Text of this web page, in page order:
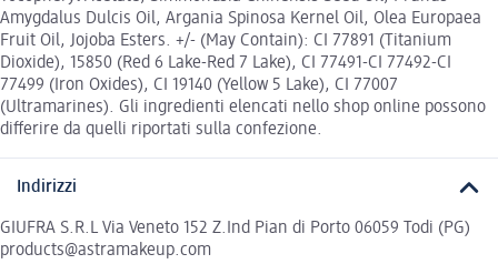
Amygdalus Dulcis Oil, Argania Spinosa Kernel Oil, Olea Europaea
Fruit Oil, Jojoba Esters. +/- (May Contain): CI 77891 (Titanium
Dioxide), 15850 (Red 6 Lake-Red 7 Lake), CI 77491-CI 77492-CI
77499 (Iron Oxides), CI 19140 (Yellow 5 Lake), CI 77007
(Ultramarines). Gli ingredienti elencati nello shop online possono
differire da quelli riportati sulla confezione.
Indirizzi
GIUFRA S.R.L Via Veneto 152 Z.Ind Pian di Porto 06059 Todi (PG)
products@astramakeup.com